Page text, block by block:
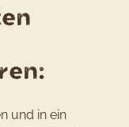
und in ein